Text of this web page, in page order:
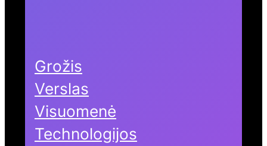
Grožis
Verslas
Visuomenė
Technologijos